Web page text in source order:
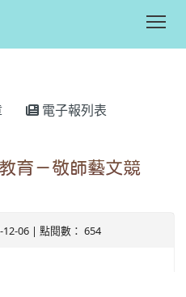
電子報列表
育－敬師藝文競
12-06 | 點閱數： 654